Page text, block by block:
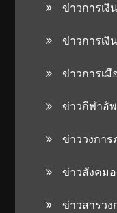
ข่าวการเงิ
ข่าวการเงิ
ข่าวการเมื
ข่าวกีฬาอั
ข่าววงกา
ข่าวสังคม
ข่าวสารว